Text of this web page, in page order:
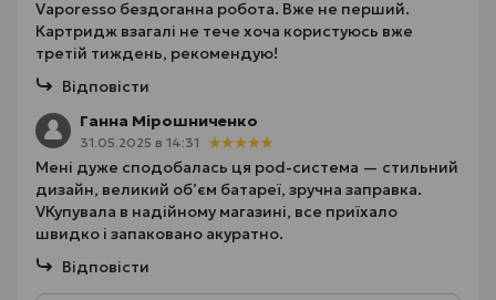
Vaporesso бездоганна робота. Вже не перший.
Картридж взагалі не тече хоча користуюсь вже
третій тиждень, рекомендую!
Відповісти
Ганна Мірошниченко
31.05.2025 в 14:31
Мені дуже сподобалась ця pod-система — стильний
дизайн, великий об’єм батареї, зручна заправка.
VКупувала в надійному магазині, все приїхало
швидко і запаковано акуратно.
Відповісти